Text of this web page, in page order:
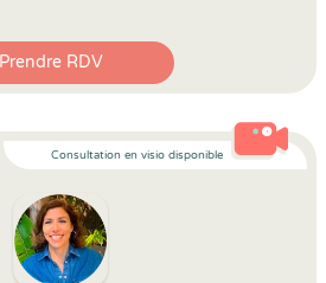
Prendre RDV
Consultation en visio disponible